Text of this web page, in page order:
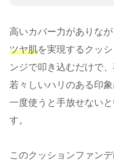
高いカバー力がありな
ツヤ肌を実現するクッ
ンジで叩き込むだけで
若々しいハリのある印
一度使うと手放せない
す。
このクッションファン